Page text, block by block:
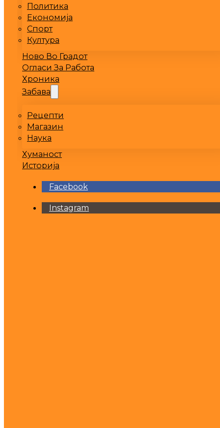
Политика
Економија
Спорт
Култура
Ново Во Градот
Огласи За Работа
Хроника
Забава
Рецепти
Магазин
Наука
Хуманост
Историја
Facebook
Instagram